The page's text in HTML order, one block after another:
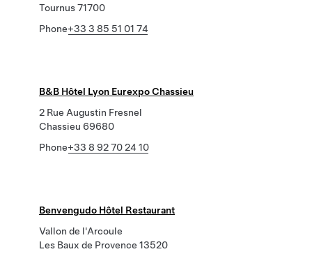
Tournus 71700
Phone+33 3 85 51 01 74
B&B Hôtel Lyon Eurexpo Chassieu
2 Rue Augustin Fresnel
Chassieu 69680
Phone+33 8 92 70 24 10
Benvengudo Hôtel Restaurant
Vallon de l'Arcoule
Les Baux de Provence 13520